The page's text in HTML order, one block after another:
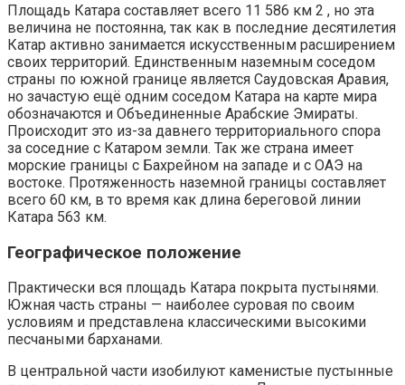
Площадь Катара составляет всего 11 586 км 2 , но эта
величина не постоянна, так как в последние десятилетия
Катар активно занимается искусственным расширением
своих территорий. Единственным наземным соседом
страны по южной границе является Саудовская Аравия,
но зачастую ещё одним соседом Катара на карте мира
обозначаются и Объединенные Арабские Эмираты.
Происходит это из-за давнего территориального спора
за соседние с Катаром земли. Так же страна имеет
морские границы с Бахрейном на западе и с ОАЭ на
востоке. Протяженность наземной границы составляет
всего 60 км, в то время как длина береговой линии
Катара 563 км.
Географическое положение
Практически вся площадь Катара покрыта пустынями.
Южная часть страны — наиболее суровая по своим
условиям и представлена классическими высокими
песчаными барханами.
В центральной части изобилуют каменистые пустынные